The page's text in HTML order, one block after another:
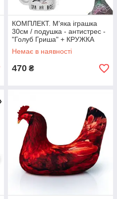
КОМПЛЕКТ. М'яка іграшка
30см / подушка - антистрес -
"Голуб Гриша" + КРУЖКА
"Будь як голуб..."
Немає в наявності
470 ₴